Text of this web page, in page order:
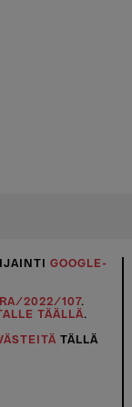
GOOGLE-
RA/2022/107.
TÄÄLLÄ.
TÄLLÄ